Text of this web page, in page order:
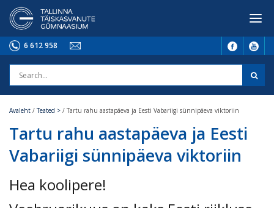
6 612 958
Avaleht /Teated > / Tartu rahu aastapäeva ja Eesti Vabariigi sünnipäeva viktoriin
Tartu rahu aastapäeva ja Eesti
Vabariigi sünnipäeva viktoriin
Hea koolipere!